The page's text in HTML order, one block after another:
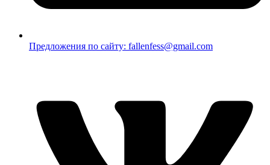
Предложения по сайту: fallenfess@gmail.com